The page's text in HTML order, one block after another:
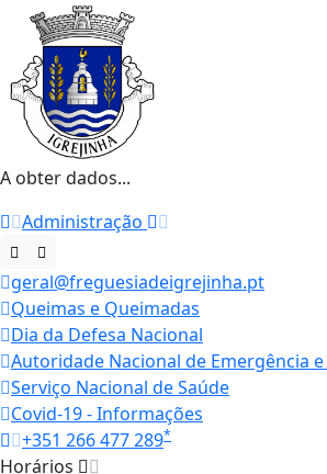
A obter dados...
Administração
geral@freguesiadeigrejinha.pt
Queimas e Queimadas
Dia da Defesa Nacional
Autoridade Nacional de Emergência
Serviço Nacional de Saúde
Covid-19 - Informações
+351 266 477 289*
Horários